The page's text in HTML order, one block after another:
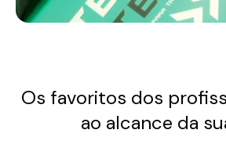
Os favoritos dos
ao alcance da